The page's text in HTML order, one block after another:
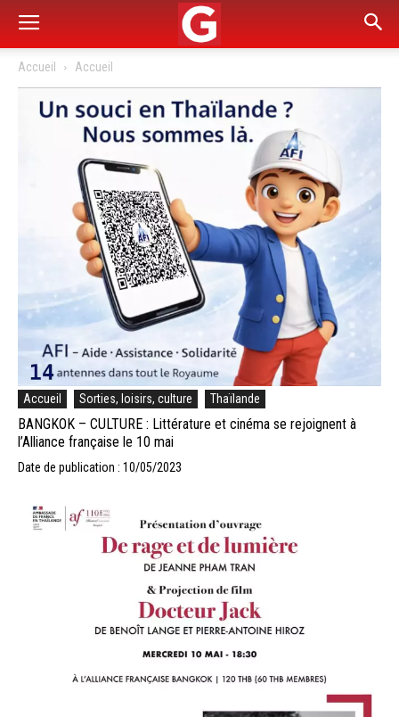
Accueil Accueil
Accueil Sorties, loisirs, culture Thaïlande
BANGKOK – CULTURE : Littérature et cinéma se rejoignent à
l’Alliance française le 10 mai
Date de publication : 10/05/2023